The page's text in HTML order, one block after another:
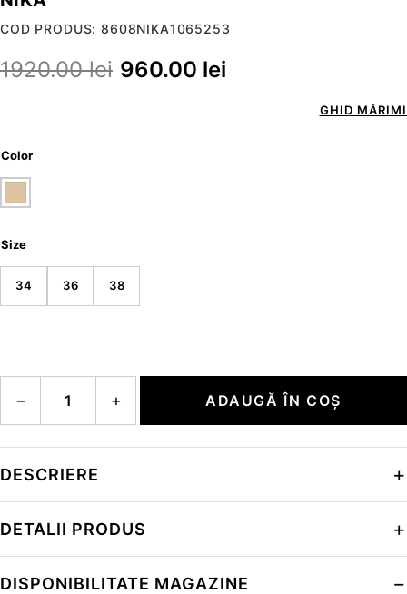
COD PRODUS: 8608NIKA1065253
1920.00lei 960.00 lei
GHID MĂRIMI
Color
Size
34 36 38
− + ADAUGĂ ÎN COȘ
DESCRIERE
DETALII PRODUS
DISPONIBILITATE MAGAZINE